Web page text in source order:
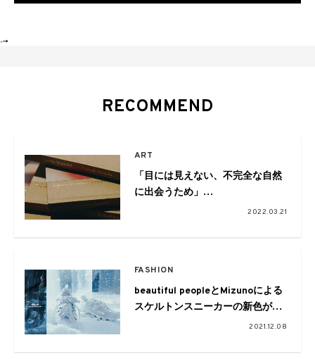
-->
RECOMMEND
ART
「目には見えない、不完全な自然
に出会うため」
写真家北岡稔章の個展が吉祥寺で
2022.03.21
FASHION
beautiful peopleとMizunoによる
スケルトンスニーカーの新色が登
2021.12.08